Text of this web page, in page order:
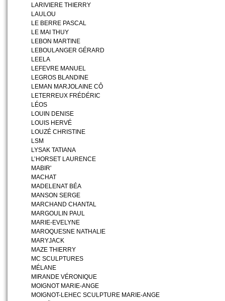
LARIVIERE THIERRY
LAULOU
LE BERRE PASCAL
LE MAI THUY
LEBON MARTINE
LEBOULANGER GÉRARD
LEELA
LEFEVRE MANUEL
LEGROS BLANDINE
LEMAN MARJOLAINE CÔ
LETERREUX FRÉDÉRIC
LÉOS
LOUIN DENISE
LOUIS HERVÉ
LOUZÉ CHRISTINE
LSM
LYSAK TATIANA
L’HORSET LAURENCE
MABIR'
MACHAT
MADELENAT BÉA
MANSON SERGE
MARCHAND CHANTAL
MARGOULIN PAUL
MARIE-EVELYNE
MAROQUESNE NATHALIE
MARYJACK
MAZE THIERRY
MC SCULPTURES
MÉLANE
MIRANDE VÉRONIQUE
MOIGNOT MARIE-ANGE
MOIGNOT-LEHEC SCULPTURE MARIE-ANGE